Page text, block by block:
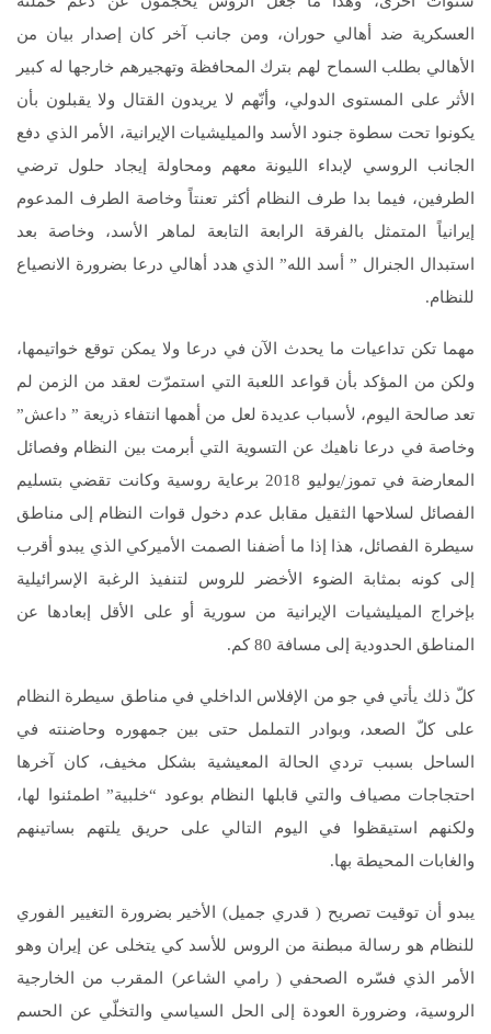
العسكرية ضد أهالي حوران، ومن جانب آخر كان إصدار بيان من
الأهالي بطلب السماح لهم بترك المحافظة وتهجيرهم خارجها له كبير
الأثر على المستوى الدولي، وأنّهم لا يريدون القتال ولا يقبلون بأن
يكونوا تحت سطوة جنود الأسد والميليشيات الإيرانية، الأمر الذي دفع
الجانب الروسي لإبداء الليونة معهم ومحاولة إيجاد حلول ترضي
الطرفين، فيما بدا طرف النظام أكثر تعنتاً وخاصة الطرف المدعوم
إيرانياً المتمثل بالفرقة الرابعة التابعة لماهر الأسد، وخاصة بعد
استبدال الجنرال ” أسد الله” الذي هدد أهالي درعا بضرورة الانصياع
للنظام.
مهما تكن تداعيات ما يحدث الآن في درعا ولا يمكن توقع خواتيمها،
ولكن من المؤكد بأن قواعد اللعبة التي استمرّت لعقد من الزمن لم
تعد صالحة اليوم، لأسباب عديدة لعل من أهمها انتفاء ذريعة ” داعش”
وخاصة في درعا ناهيك عن التسوية التي أبرمت بين النظام وفصائل
المعارضة في تموز/يوليو 2018 برعاية روسية وكانت تقضي بتسليم
الفصائل لسلاحها الثقيل مقابل عدم دخول قوات النظام إلى مناطق
سيطرة الفصائل، هذا إذا ما أضفنا الصمت الأميركي الذي يبدو أقرب
إلى كونه بمثابة الضوء الأخضر للروس لتنفيذ الرغبة الإسرائيلية
بإخراج الميليشيات الإيرانية من سورية أو على الأقل إبعادها عن
المناطق الحدودية إلى مسافة 80 كم.
كلّ ذلك يأتي في جو من الإفلاس الداخلي في مناطق سيطرة النظام
على كلّ الصعد، وبوادر التململ حتى بين جمهوره وحاضنته في
الساحل بسبب تردي الحالة المعيشية بشكل مخيف، كان آخرها
احتجاجات مصياف والتي قابلها النظام بوعود “خلبية” اطمئنوا لها،
ولكنهم استيقظوا في اليوم التالي على حريق يلتهم بساتينهم
والغابات المحيطة بها.
يبدو أن توقيت تصريح ( قدري جميل) الأخير بضرورة التغيير الفوري
للنظام هو رسالة مبطنة من الروس للأسد كي يتخلى عن إيران وهو
الأمر الذي فسّره الصحفي ( رامي الشاعر) المقرب من الخارجية
الروسية، وضرورة العودة إلى الحل السياسي والتخلّي عن الحسم